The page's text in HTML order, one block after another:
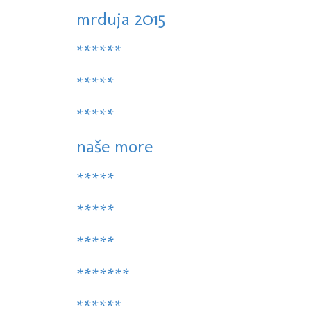
mrduja 2015
******
*****
*****
naše more
*****
*****
*****
*******
******